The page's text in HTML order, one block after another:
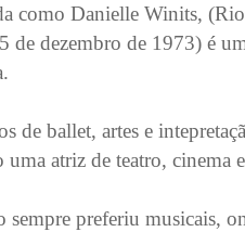
como Danielle Winits,
de dezembro de 1973) é
de ballet, artes e
uma atriz de teatro, cinema
sempre preferiu musicais,